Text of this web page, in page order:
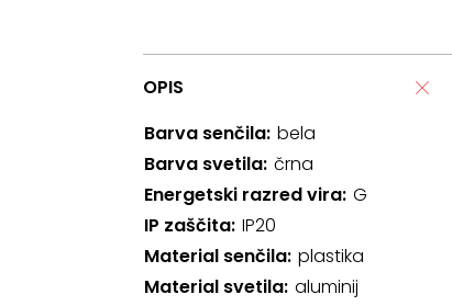
OPIS
Barva senčila bela
Barva svetila črna
Energetski razred vira G
IP zaščita IP20
Material senčila plastika
Material svetila aluminij